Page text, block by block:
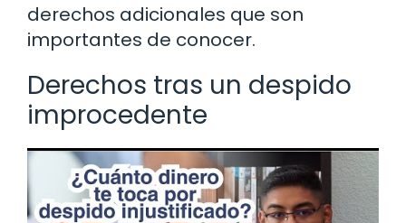
derechos adicionales que son
importantes de conocer.
Derechos tras un despido
improcedente